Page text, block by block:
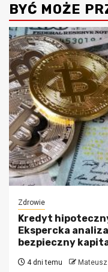
BYĆ MOŻE
Zdrowie
Kredyt
Ekspercka
bezpieczny
4 dni temu Mateusz